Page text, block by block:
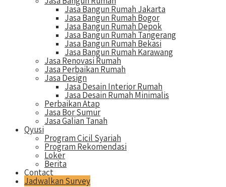
Jasa Bangun Rumah Jakarta
Jasa Bangun Rumah Bogor
Jasa Bangun Rumah Depok
Jasa Bangun Rumah Tangerang
Jasa Bangun Rumah Bekasi
Jasa Bangun Rumah Karawang
Jasa Renovasi Rumah
Jasa Perbaikan Rumah
Jasa Design
Jasa Desain Interior Rumah
Jasa Desain Rumah Minimalis
Perbaikan Atap
Jasa Bor Sumur
Jasa Galian Tanah
Qyusi
Program Cicil Syariah
Program Rekomendasi
Loker
Berita
Contact
Jadwalkan Survey